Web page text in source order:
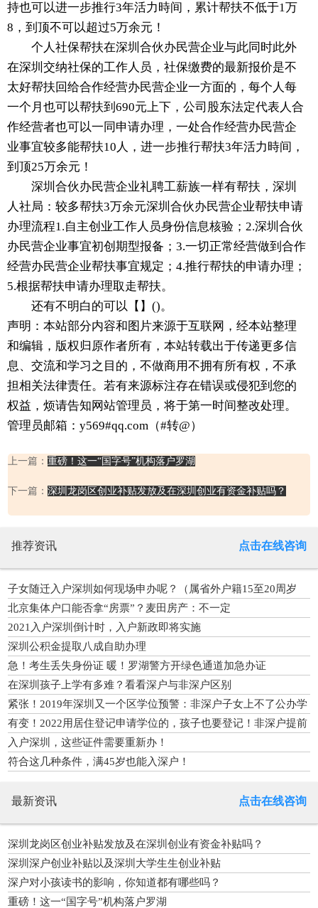
持也可以进一步推行3年活力時间，累计帮扶不低于1万
8，到顶不可以超过5万余元！
个人社保帮扶在深圳合伙办民营企业与此同时此外
在深圳交纳社保的工作人员，社保缴费的最新报价是不
太好帮扶回给合作经营办民营企业一方面的，每个人每
一个月也可以帮扶到690元上下，公司股东法定代表人合
作经营者也可以一同申请办理，一处合作经营办民营企
业事宜较多能帮扶10人，进一步推行帮扶3年活力時间，
到顶25万余元！
深圳合伙办民营企业礼聘工薪族一样有帮扶，深圳
人社局：较多帮扶3万余元深圳合伙办民营企业帮扶申请
办理流程1.自主创业工作人员身份信息核验；2.深圳合伙
办民营企业事宜初创期型报备；3.一切正常经营做到合作
经营办民营企业帮扶事宜规定；4.推行帮扶的申请办理；
5.根据帮扶申请办理取走帮扶。
还有不明白的可以【】()。
声明：本站部分内容和图片来源于互联网，经本站整理
和编辑，版权归原作者所有，本站转载出于传递更多信
息、交流和学习之目的，不做商用不拥有所有权，不承
担相关法律责任。若有来源标注存在错误或侵犯到您的
权益，烦请告知网站管理员，将于第一时间整改处理。
管理员邮箱：y569#qq.com（#转@）
上一篇： 重磅！这一“国字号”机构落户罗湖
下一篇： 深圳龙岗区创业补贴发放及在深圳创业有资金补贴吗？
推荐资讯 点击在线咨询
子女随迁入户深圳如何现场申办呢？（属省外户籍15至20周岁
的）
北京集体户口能否拿“房票”？麦田房产：不一定
2021入户深圳倒计时，入户新政即将实施
深圳公积金提取八成自助办理
急！考生丢失身份证 暖！罗湖警方开绿色通道加急办证
在深圳孩子上学有多难？看看深户与非深户区别
紧张！2019年深圳又一个区学位预警：非深户子女上不了公办学
校
有变！2022用居住登记申请学位的，孩子也要登记！非深户提前
一年
入户深圳，这些证件需要重新办！
符合这几种条件，满45岁也能入深户！
最新资讯 点击在线咨询
深圳龙岗区创业补贴发放及在深圳创业有资金补贴吗？
深圳深户创业补贴以及深圳大学生生创业补贴
深户对小孩读书的影响，你知道都有哪些吗？
重磅！这一“国字号”机构落户罗湖